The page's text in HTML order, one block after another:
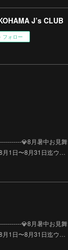
J’s CLUB
フォロー
💎8月暑中お見舞
1日〜8月31日迄ウ…
💎8月暑中お見舞
1日〜8月31日迄ウ…